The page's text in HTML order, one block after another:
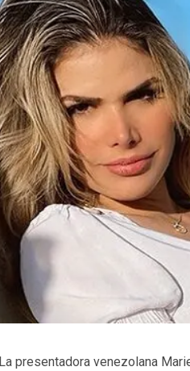
La presentadora venezolana